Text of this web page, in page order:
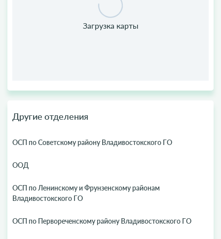
Другие отделения
ОСП по Советскому району Владивостокского ГО
ООД
ОСП по Ленинскому и Фрунзенскому районам
Владивостокского ГО
ОСП по Первореченскому району Владивостокского ГО